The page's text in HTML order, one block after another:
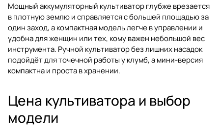
Мощный аккумуляторный культиватор глубже врезается
в плотную землю и справляется с большей площадью за
один заход, а компактная модель легче в управлении и
удобна для женщин или тех, кому важен небольшой вес
инструмента. Ручной культиватор без лишних насадок
подойдёт для точечной работы у клумб, а мини-версия
компактна и проста в хранении.
Цена культиватора и выбор
модели